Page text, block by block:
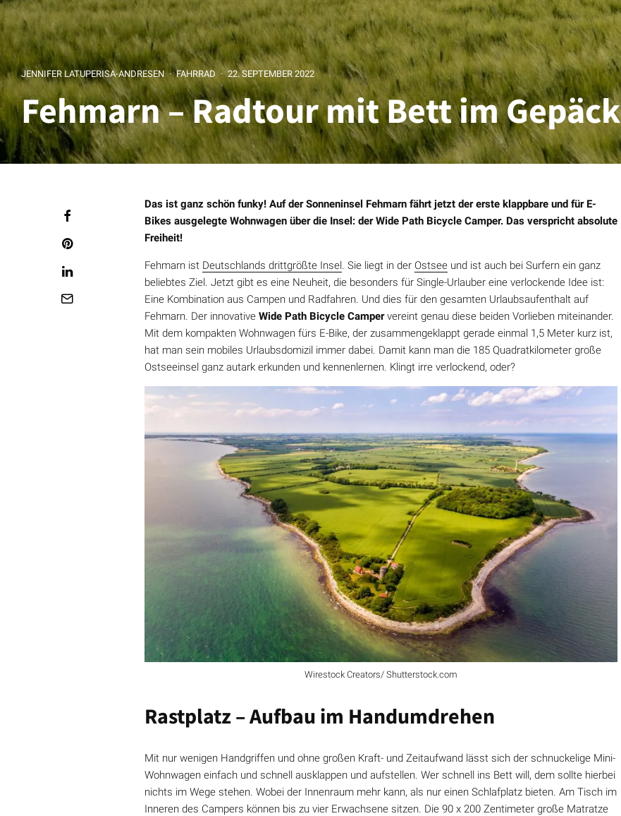
JENNIFER LATUPERISA-ANDRESEN · FAHRRAD · 22. SEPTEMBER 2022
Fehmarn – Radtour mit Bett im Gepäck
Das ist ganz schön funky! Auf der Sonneninsel Fehmarn fährt jetzt der erste klappbare und für E-
Bikes ausgelegte Wohnwagen über die Insel: der Wide Path Bicycle Camper. Das verspricht absolute
Freiheit!
Fehmarn ist Deutschlands drittgrößte Insel. Sie liegt in der Ostsee und ist auch bei Surfern ein ganz
beliebtes Ziel. Jetzt gibt es eine Neuheit, die besonders für Single-Urlauber eine verlockende Idee ist:
Eine Kombination aus Campen und Radfahren. Und dies für den gesamten Urlaubsaufenthalt auf
Fehmarn. Der innovative Wide Path Bicycle Campervereint genau diese beiden Vorlieben miteinander.
Mit dem kompakten Wohnwagen fürs E-Bike, der zusammengeklappt gerade einmal 1,5 Meter kurz ist,
hat man sein mobiles Urlaubsdomizil immer dabei. Damit kann man die 185 Quadratkilometer große
Ostseeinsel ganz autark erkunden und kennenlernen. Klingt irre verlockend, oder?
Wirestock Creators/ Shutterstock.com
Rastplatz – Aufbau im Handumdrehen
Mit nur wenigen Handgriffen und ohne großen Kraft- und Zeitaufwand lässt sich der schnuckelige Mini-
Wohnwagen einfach und schnell ausklappen und aufstellen. Wer schnell ins Bett will, dem sollte hierbei
nichts im Wege stehen. Wobei der Innenraum mehr kann, als nur einen Schlafplatz bieten. Am Tisch im
Inneren des Campers können bis zu vier Erwachsene sitzen. Die 90 x 200 Zentimeter große Matratze